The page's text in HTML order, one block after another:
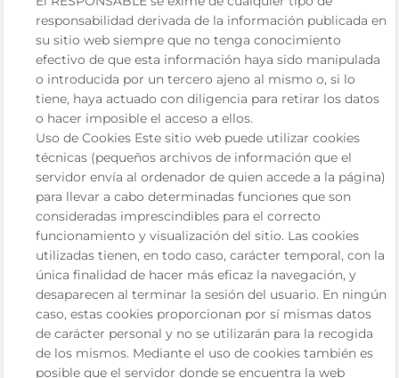
responsabilidad derivada de la información publicada en
su sitio web siempre que no tenga conocimiento
efectivo de que esta información haya sido manipulada
o introducida por un tercero ajeno al mismo o, si lo
tiene, haya actuado con diligencia para retirar los datos
o hacer imposible el acceso a ellos.
Uso de Cookies Este sitio web puede utilizar cookies
técnicas (pequeños archivos de información que el
servidor envía al ordenador de quien accede a la página)
para llevar a cabo determinadas funciones que son
consideradas imprescindibles para el correcto
funcionamiento y visualización del sitio. Las cookies
utilizadas tienen, en todo caso, carácter temporal, con la
única finalidad de hacer más eficaz la navegación, y
desaparecen al terminar la sesión del usuario. En ningún
caso, estas cookies proporcionan por sí mismas datos
de carácter personal y no se utilizarán para la recogida
de los mismos. Mediante el uso de cookies también es
posible que el servidor donde se encuentra la web